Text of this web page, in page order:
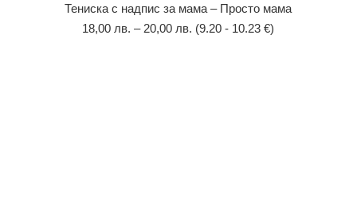
Тениска с надпис за мама – Просто мама
18,00 лв. – 20,00 лв. (9.20 - 10.23 €)